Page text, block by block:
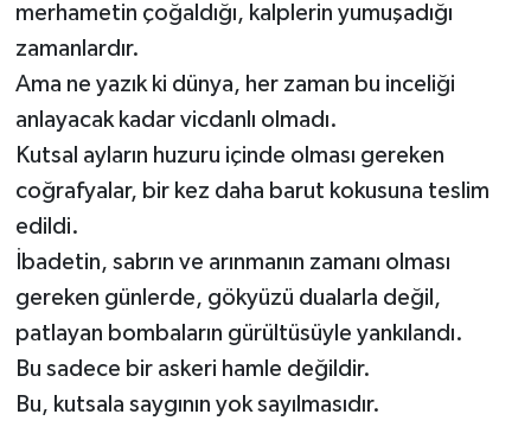
merhametin çoğaldığı, kalplerin yumuşadığı
zamanlardır.
Ama ne yazık ki dünya, her zaman bu inceliği
anlayacak kadar vicdanlı olmadı.
Kutsal ayların huzuru içinde olması gereken
coğrafyalar, bir kez daha barut kokusuna teslim
edildi.
İbadetin, sabrın ve arınmanın zamanı olması
gereken günlerde, gökyüzü dualarla değil,
patlayan bombaların gürültüsüyle yankılandı.
Bu sadece bir askeri hamle değildir.
Bu, kutsala saygının yok sayılmasıdır.